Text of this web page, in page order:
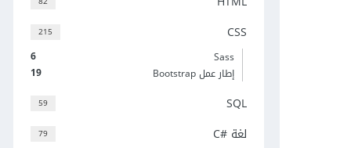
215 CSS
6
Sass
19
إطار عمل Bootstrap
59 SQL
79 لغة C#‎